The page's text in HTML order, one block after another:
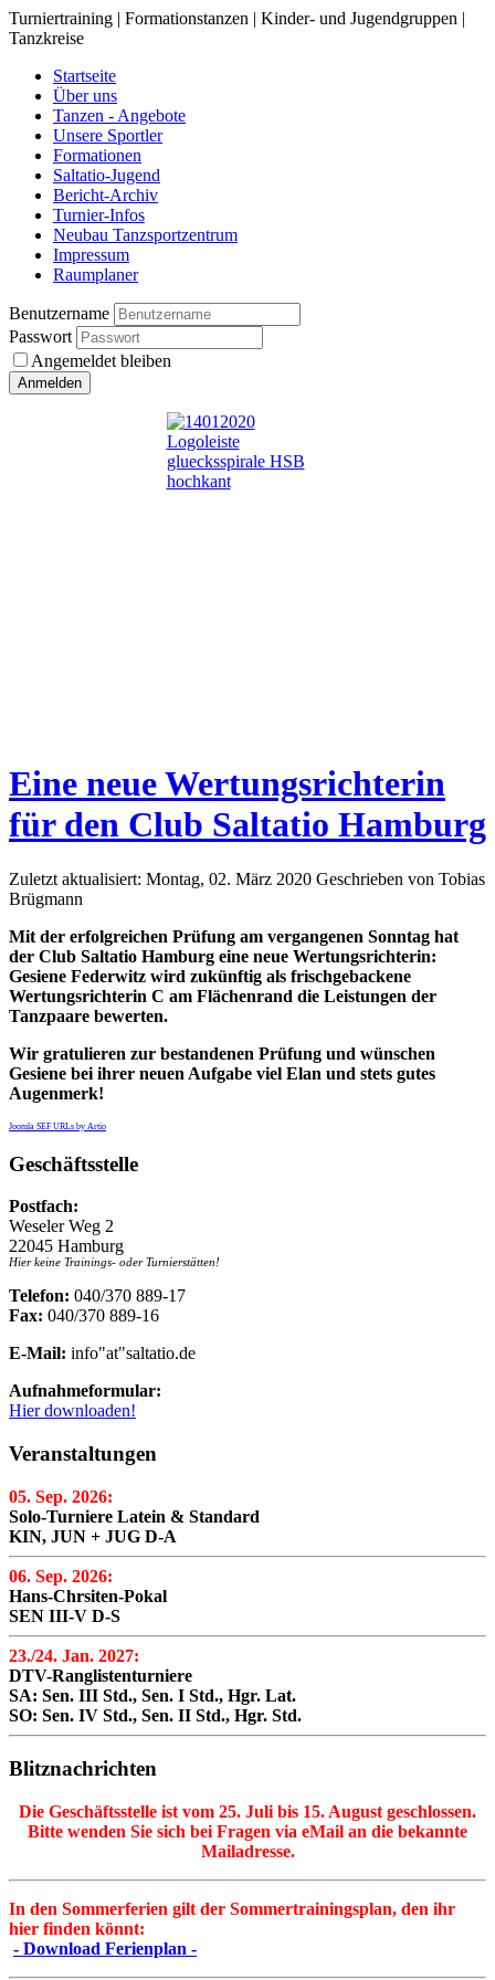
Turniertraining | Formationstanzen | Kinder- und Jugendgruppen |
Tanzkreise
Startseite
Über uns
Tanzen - Angebote
Unsere Sportler
Formationen
Saltatio-Jugend
Bericht-Archiv
Turnier-Infos
Neubau Tanzsportzentrum
Impressum
Raumplaner
Benutzername
Passwort
Angemeldet bleiben
Eine neue Wertungsrichterin
für den Club Saltatio Hamburg
Zuletzt aktualisiert: Montag, 02. März 2020 Geschrieben von Tobias
Brügmann
Mit der erfolgreichen Prüfung am vergangenen Sonntag hat
der Club Saltatio Hamburg eine neue Wertungsrichterin:
Gesiene Federwitz wird zukünftig als frischgebackene
Wertungsrichterin C am Flächenrand die Leistungen der
Tanzpaare bewerten.
Wir gratulieren zur bestandenen Prüfung und wünschen
Gesiene bei ihrer neuen Aufgabe viel Elan und stets gutes
Augenmerk!
Joomla SEF URLs by Artio
Geschäftsstelle
Postfach:
Weseler Weg 2
22045 Hamburg
Hier keine Trainings- oder Turnierstätten!
Telefon: 040/370 889-17
Fax: 040/370 889-16
E-Mail: info"at"saltatio.de
Aufnahmeformular:
Hier downloaden!
Veranstaltungen
05. Sep. 2026:
Solo-Turniere Latein & Standard
KIN, JUN + JUG D-A
06. Sep. 2026:
Hans-Chrsiten-Pokal
SEN III-V D-S
23./24. Jan. 2027:
DTV-Ranglistenturniere
SA: Sen. III Std., Sen. I Std., Hgr. Lat.
SO: Sen. IV Std., Sen. II Std., Hgr. Std.
Blitznachrichten
Die Geschäftsstelle ist vom 25. Juli bis 15. August geschlossen.
Bitte wenden Sie sich bei Fragen via eMail an die bekannte
Mailadresse.
In den Sommerferien gilt der Sommertrainingsplan, den ihr
hier finden könnt:
- Download Ferienplan -